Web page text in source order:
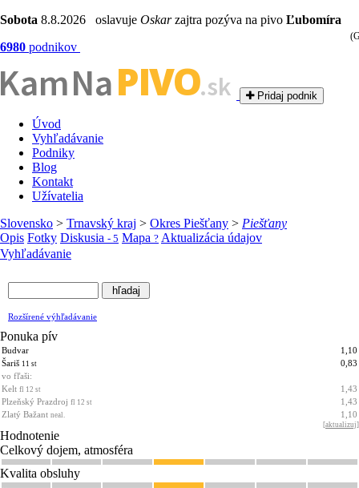
Sobota 8.8.2026 oslavuje Oskarzajtra pozýva na pivo Ľubomíra
6980 podnikov
NaPIVO.sk Pridaj podnik
Úvod
Vyhľadávanie
Podniky
Blog
Kontakt
Užívatelia
Slovensko > Trnavský kraj > Okres Piešťany > Piešťany
Opis Fotky Diskusia - 5 Mapa ? Aktualizácia údajov
Vyhľadávanie
Rozšírené výhľadávanie
Ponuka pív
Budvar
1,10
Šariš 11 st
0,83
vo fľaši:
Kelt fl 12 st
1,43
Plzeňský Prazdroj fl 12 st
1,43
Zlatý Bažant neal. 1,10
[aktualizuj]
Hodnotenie
Celkový dojem, atmosféra
Kvalita obsluhy